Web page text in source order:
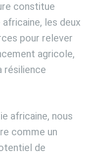
constitue
africaine, les deux
pour relever
agricole,
résilience
africaine, nous
comme un
de